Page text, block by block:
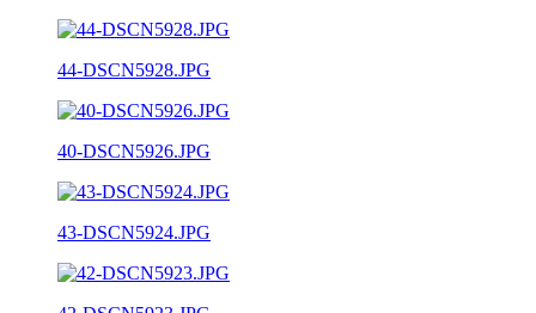
44-DSCN5928.JPG
40-DSCN5926.JPG
43-DSCN5924.JPG